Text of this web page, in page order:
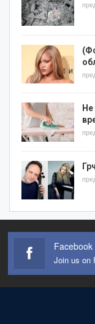
Facebook
Join us on